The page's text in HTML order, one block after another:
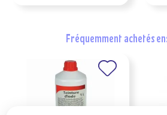
fréquemment achetés